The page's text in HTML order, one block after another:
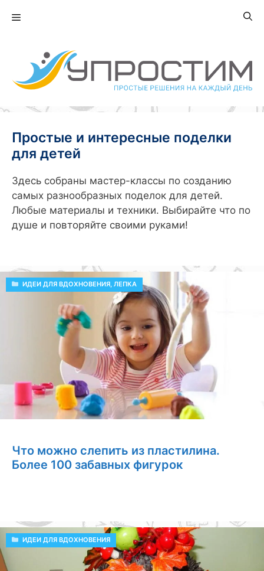
Меню
Простые и интересные поделки
для детей
Здесь собраны мастер-классы по созданию
самых разнообразных поделок для детей.
Любые материалы и техники. Выбирайте что по
душе и повторяйте своими руками!
Что можно слепить из пластилина.
Более 100 забавных фигурок
РУБРИКИ
ИДЕИ ДЛЯ ВДОХНОВЕНИЯ, ЛЕПКА
РУБРИКИ
ИДЕИ ДЛЯ ВДОХНОВЕНИЯ